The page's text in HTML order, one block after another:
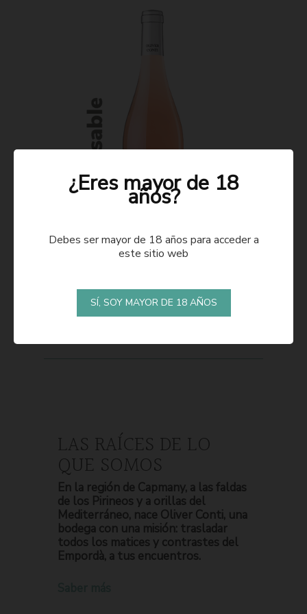
LAS RAÍCES DE LO
QUE SOMOS
En la región de Capmany, a las faldas
de los Pirineos y a orillas del
Mediterráneo, nace Oliver Conti, una
bodega con una misión: trasladar
todos los matices y contrastes del
Empordà, a tus encuentros.
¿Eres mayor de 18
años?
Debes ser mayor de 18 años para acceder a
este sitio web
SÍ, SOY MAYOR DE 18 AÑOS